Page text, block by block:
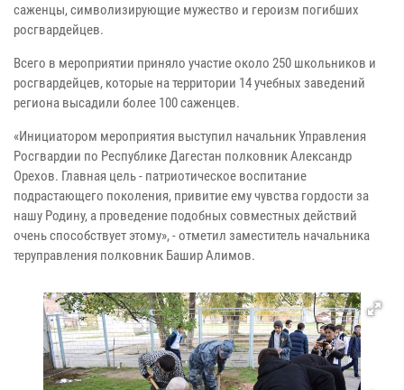
саженцы, символизирующие мужество и героизм погибших
росгвардейцев.
Всего в мероприятии приняло участие около 250 школьников и
росгвардейцев, которые на территории 14 учебных заведений
региона высадили более 100 саженцев.
«Инициатором мероприятия выступил начальник Управления
Росгвардии по Республике Дагестан полковник Александр
Орехов. Главная цель - патриотическое воспитание
подрастающего поколения, привитие ему чувства гордости за
нашу Родину, а проведение подобных совместных действий
очень способствует этому», - отметил заместитель начальника
теруправления полковник Башир Алимов.